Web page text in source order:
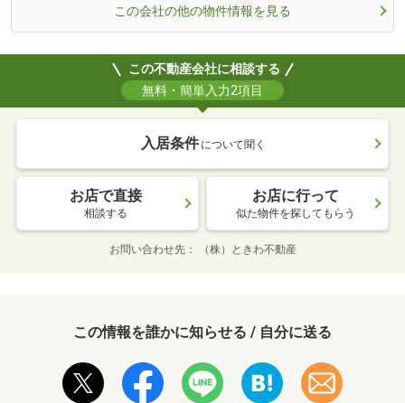
この会社の他の物件情報を見る
この不動産会社に相談する
無料・簡単入力2項目
入居条件 について聞く
お店で直接
相談する
お店に行って
似た物件を探してもらう
お問い合わせ先 （株）ときわ不動産
この情報を誰かに知らせる / 自分に送る